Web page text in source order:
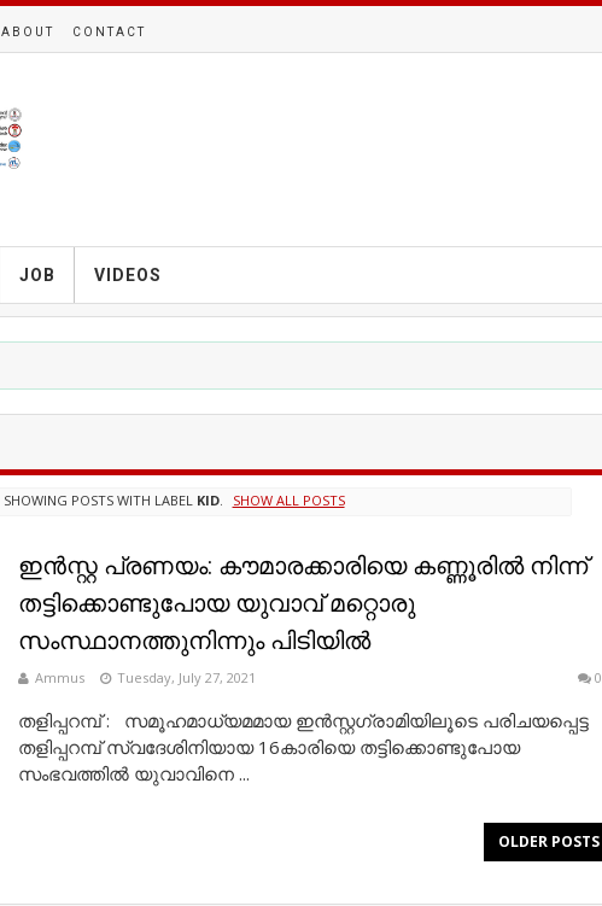
ABOUT CONTACT
JOB VIDEOS
SHOWING POSTS WITH LABEL KID. SHOW ALL POSTS
ഇന്‍സ്റ്റ പ്രണയം: കൗമാരക്കാരിയെ കണ്ണൂരിൽ നിന്ന്
തട്ടിക്കൊണ്ടുപോയ യുവാവ്​ മറ്റൊരു
സംസ്ഥാനത്തുനിന്നും പിടിയില്‍
Ammus Tuesday, July 27, 2021 0
തളിപ്പറമ്പ് : സമൂഹമാധ്യമമായ ഇന്‍സ്റ്റഗ്രാമിയിലൂടെ പരിചയപ്പെട്ട
തളിപ്പറമ്പ് സ്വദേശിനിയായ 16കാരിയെ തട്ടിക്കൊണ്ടുപോയ
സംഭവത്തില്‍ യുവാവിനെ ...
OLDER POSTS